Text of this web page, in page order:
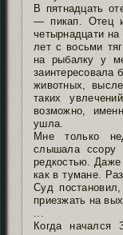
В пятнадцать
— пикап. Отец
четырнадцати
лет с восьми
на рыбалку у
заинтересовала
животных,
таких
возможно,
ушла.
Мне только
слышала ссору
редкостью.
как в тумане.
Суд
приезжать на
...
Когда